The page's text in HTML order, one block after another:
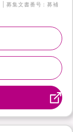
募集文書番号：募補